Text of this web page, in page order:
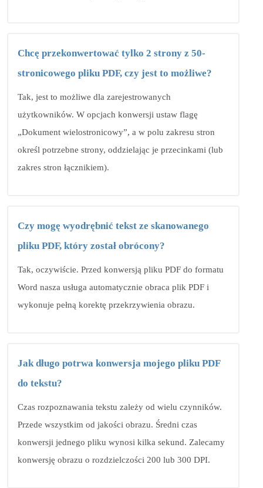
Chcę przekonwertować tylko 2 strony z 50-
stronicowego pliku PDF, czy jest to możliwe?
Tak, jest to możliwe dla zarejestrowanych
użytkowników. W opcjach konwersji ustaw flagę
„Dokument wielostronicowy”, a w polu zakresu stron
określ potrzebne strony, oddzielając je przecinkami (lub
zakres stron łącznikiem).
Czy mogę wyodrębnić tekst ze skanowanego
pliku PDF, który został obrócony?
Tak, oczywiście. Przed konwersją pliku PDF do formatu
Word nasza usługa automatycznie obraca plik PDF i
wykonuje pełną korektę przekrzywienia obrazu.
Jak długo potrwa konwersja mojego pliku PDF
do tekstu?
Czas rozpoznawania tekstu zależy od wielu czynników.
Przede wszystkim od jakości obrazu. Średni czas
konwersji jednego pliku wynosi kilka sekund. Zalecamy
konwersję obrazu o rozdzielczości 200 lub 300 DPI.